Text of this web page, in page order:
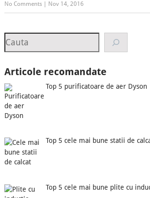
No Comments| Nov 14, 2016
Search
Articole recomandate
Top 5 purificatoare de aer Dyson
Top 5 cele mai bune statii de
Top 5 cele mai bune plite cu